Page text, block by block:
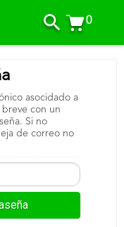
0
asocidado a
con un
Si no
de correo no